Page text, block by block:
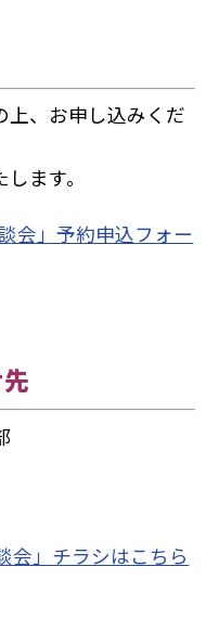
上、お申し込みくだ
ます。
会」予約申込フォー
会」チラシはこちら